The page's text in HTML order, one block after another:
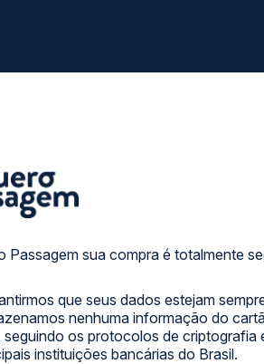
Passagem sua compra é totalmente
que seus dados estejam
nenhuma informação do
seguindo os protocolos de criptografia
instituições bancárias do Brasil.